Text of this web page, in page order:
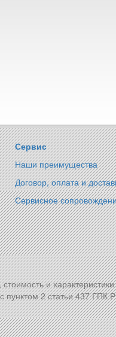
Сервис
Наши преимущества
Договор, оплата и
Сервисное
стоимость и
пунктом 2 статьи 437 ГПК